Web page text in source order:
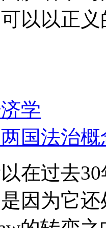
以以正
学
国法治概
在过去
因为它